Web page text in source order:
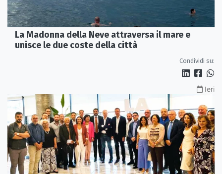
La Madonna della Neve attraversa il mare e
unisce le due coste della città
Condividi su:
Ieri